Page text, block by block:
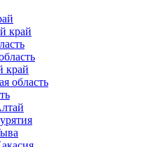
край
край
область